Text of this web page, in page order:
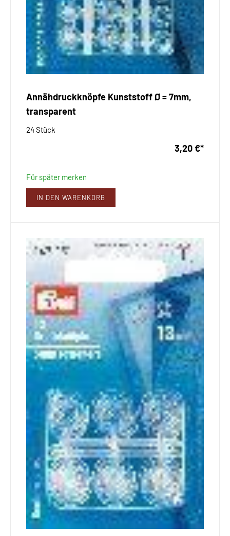
Annähdruckknöpfe Kunststoff Ø = 7mm,
transparent
24 Stück
3,20 €*
Für später merken
IN DEN WARENKORB